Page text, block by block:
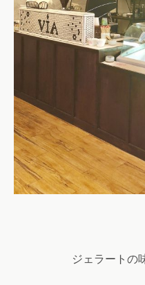
ジェラートの